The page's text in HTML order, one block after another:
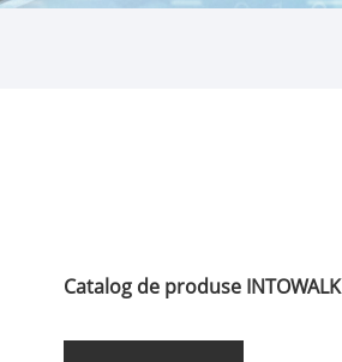
Catalog de produse INTOWALK